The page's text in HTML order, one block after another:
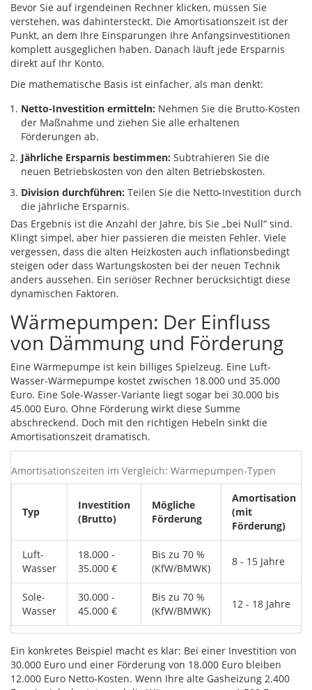
Bevor Sie auf irgendeinen Rechner klicken, müssen Sie
verstehen, was dahintersteckt. Die Amortisationszeit ist der
Punkt, an dem Ihre Einsparungen Ihre Anfangsinvestitionen
komplett ausgeglichen haben. Danach läuft jede Ersparnis
direkt auf Ihr Konto.
Die mathematische Basis ist einfacher, als man denkt:
Netto-Investition ermitteln: Nehmen Sie die Brutto-Kosten
der Maßnahme und ziehen Sie alle erhaltenen
Förderungen ab.
Jährliche Ersparnis bestimmen: Subtrahieren Sie die
neuen Betriebskosten von den alten Betriebskosten.
Division durchführen: Teilen Sie die Netto-Investition durch
die jährliche Ersparnis.
Das Ergebnis ist die Anzahl der Jahre, bis Sie „bei Null“ sind.
Klingt simpel, aber hier passieren die meisten Fehler. Viele
vergessen, dass die alten Heizkosten auch inflationsbedingt
steigen oder dass Wartungskosten bei der neuen Technik
anders aussehen. Ein seriöser Rechner berücksichtigt diese
dynamischen Faktoren.
Wärmepumpen: Der Einfluss
von Dämmung und Förderung
Eine Wärmepumpe ist kein billiges Spielzeug. Eine Luft-
Wasser-Wärmepumpe kostet zwischen 18.000 und 35.000
Euro. Eine Sole-Wasser-Variante liegt sogar bei 30.000 bis
45.000 Euro. Ohne Förderung wirkt diese Summe
abschreckend. Doch mit den richtigen Hebeln sinkt die
Amortisationszeit dramatisch.
Amortisationszeiten im Vergleich: Wärmepumpen-Typen
Typ
Investition
(Brutto)
Mögliche
Förderung
Amortisation
(mit
Förderung)
Luft-
Wasser
18.000 -
35.000 €
Bis zu 70 %
(KfW/BMWK)
8 - 15 Jahre
Sole-
Wasser
30.000 -
45.000 €
Bis zu 70 %
(KfW/BMWK)
12 - 18 Jahre
Ein konkretes Beispiel macht es klar: Bei einer Investition von
30.000 Euro und einer Förderung von 18.000 Euro bleiben
12.000 Euro Netto-Kosten. Wenn Ihre alte Gasheizung 2.400